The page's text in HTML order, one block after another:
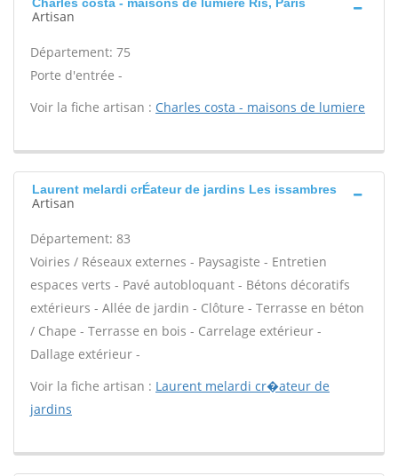
Artisan
Département: 75
Porte d'entrée -
Voir la fiche artisan : Charles costa - maisons de lumiere
Laurent melardi crÉateur de jardins Les issambres
Artisan
Département: 83
Voiries / Réseaux externes - Paysagiste - Entretien
espaces verts - Pavé autobloquant - Bétons décoratifs
extérieurs - Allée de jardin - Clôture - Terrasse en béton
/ Chape - Terrasse en bois - Carrelage extérieur -
Dallage extérieur -
Voir la fiche artisan : Laurent melardi cr�ateur de
jardins